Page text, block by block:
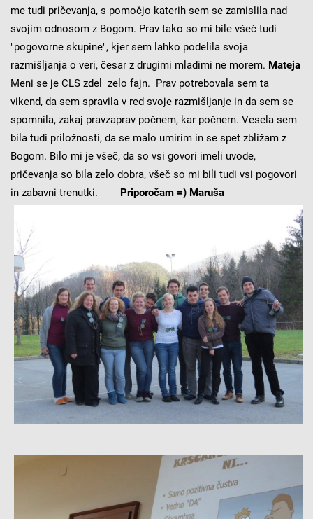
me tudi pričevanja, s pomočjo katerih sem se zamislila nad
svojim odnosom z Bogom. Prav tako so mi bile všeč tudi
"pogovorne skupine", kjer sem lahko podelila svoja
razmišljanja o veri, česar z drugimi mladimi ne morem. Mateja
Meni se je CLS zdel zelo fajn. Prav potrebovala sem ta
vikend, da sem spravila v red svoje razmišljanje in da sem se
spomnila, zakaj pravzaprav počnem, kar počnem. Vesela sem
bila tudi priložnosti, da se malo umirim in se spet zbližam z
Bogom. Bilo mi je všeč, da so vsi govori imeli uvode,
pričevanja so bila zelo dobra, všeč so mi bili tudi vsi pogovori
in zabavni trenutki.
Priporočam =) Maruša